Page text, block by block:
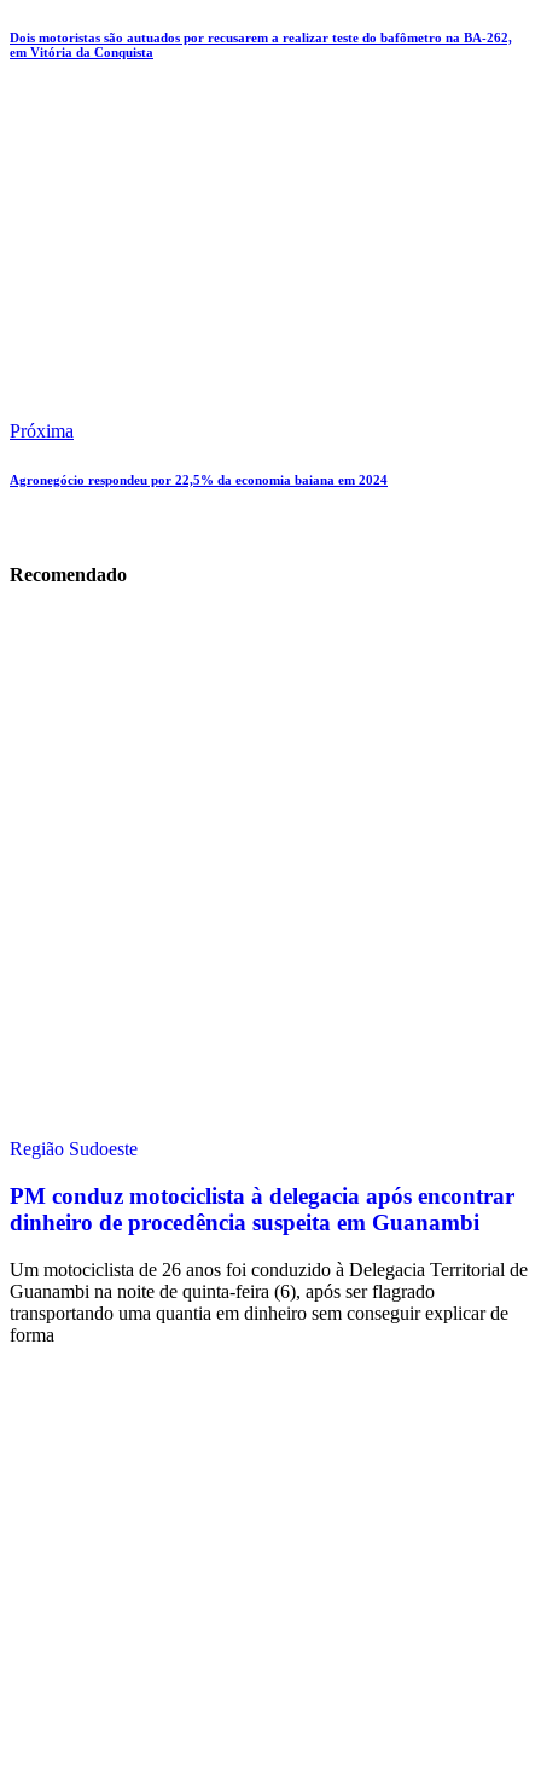
Dois motoristas são autuados por recusarem a realizar teste do bafômetro na BA-262,
em Vitória da Conquista
Próxima
Agronegócio respondeu por 22,5% da economia baiana em 2024
Recomendado
Região Sudoeste
PM conduz motociclista à delegacia após encontrar
dinheiro de procedência suspeita em Guanambi
Um motociclista de 26 anos foi conduzido à Delegacia Territorial de
Guanambi na noite de quinta-feira (6), após ser flagrado
transportando uma quantia em dinheiro sem conseguir explicar de
forma